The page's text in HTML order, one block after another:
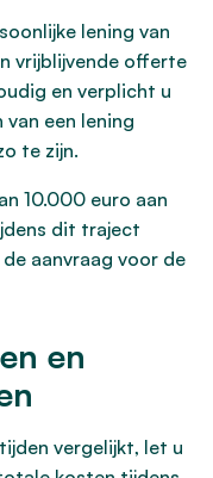
lening van
vrijblijvende offerte
en verplicht u
een lening
te zijn.
10.000 euro aan
dit traject
aanvraag voor de
en
vergelijkt, let u